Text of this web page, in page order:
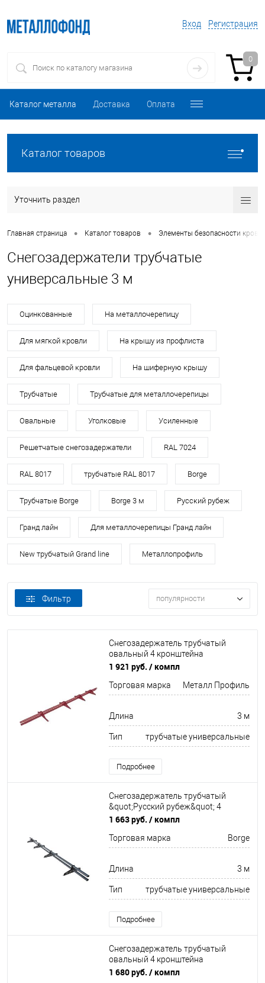
Вход Регистрация
0
Каталог металла Доставка Оплата
Каталог товаров
Уточнить раздел
Главная страница • Каталог товаров • Элементы безопасности
Снегозадержатели трубчатые
универсальные 3 м
Оцинкованные На металлочерепицу
Для мягкой кровли На крышу из профлиста
Для фальцевой кровли На шиферную крышу
Трубчатые Трубчатые для металлочерепицы
Овальные Уголковые Усиленные
Решетчатые снегозадержатели RAL 7024
RAL 8017 трубчатые RAL 8017 Borge
Трубчатые Borge Borge 3 м Русский рубеж
Гранд лайн Для металлочерепицы Гранд лайн
New трубчатый Grand line Металлопрофиль
Фильтр популярности
Снегозадержатель трубчатый
овальный 4 кронштейна
Оцинков+порошковый окрас
1 921 руб. / компл
Торговая марка Металл Профиль
Длина 3 м
Тип трубчатые универсальные
Подробнее
Снегозадержатель трубчатый
&quot;Русский рубеж&quot; 4
кронштейна Оцинков+порошковый
1 663 руб. / компл
Торговая марка Borge
Длина 3 м
Тип трубчатые универсальные
Подробнее
Снегозадержатель трубчатый
овальный 4 кронштейна
Оцинков+порошковый окрас
1 680 руб. / компл